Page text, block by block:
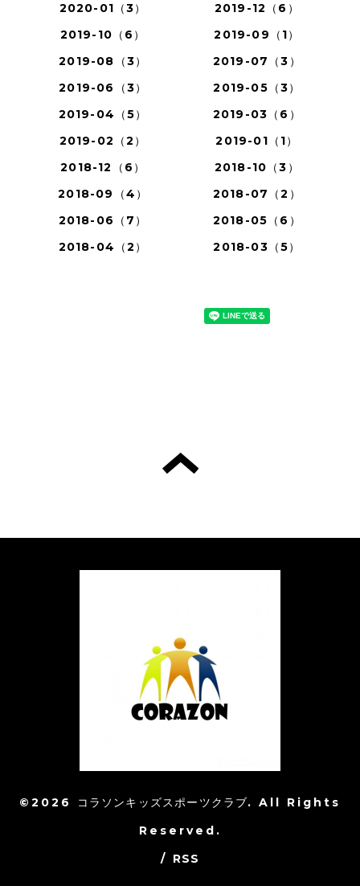
2020-01（3）
2019-12（6）
2019-10（6）
2019-09（1）
2019-08（3）
2019-07（3）
2019-06（3）
2019-05（3）
2019-04（5）
2019-03（6）
2019-02（2）
2019-01（1）
2018-12（6）
2018-10（3）
2018-09（4）
2018-07（2）
2018-06（7）
2018-05（6）
2018-04（2）
2018-03（5）
©2026 コラソンキッズスポーツクラブ. All Rights
Reserved.
/ RSS